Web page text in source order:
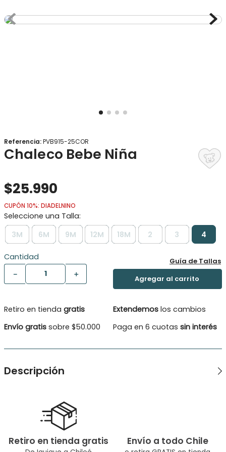
Referencia:PVB915-25COR
Chaleco Bebe Niña
$25.990
CUPÓN 10%: DIADELNINO
3M 6M 9M 12M 18M 2 3 4
Cantidad
＋
－
Guía de Tallas
Retiro en tienda gratis
Envío gratis sobre $50.000
Extendemos los cambios
Paga en 6 cuotas sin interés
Descripción
perfecta para mantener a tu pequeña cálida y con estilo.
Confeccionado en suave chenille, ofrece una textura lujosa y
acogedora, ideal para las estaciones frescas. El forro polar
añade una capa adicional de calidez, garantizando que tu
bebé esté protegida del frío sin comprometer la comodidad
Tipo de Producto: Chaleco
Retiro en tienda gratis Envío a todo Chile
9.
panty